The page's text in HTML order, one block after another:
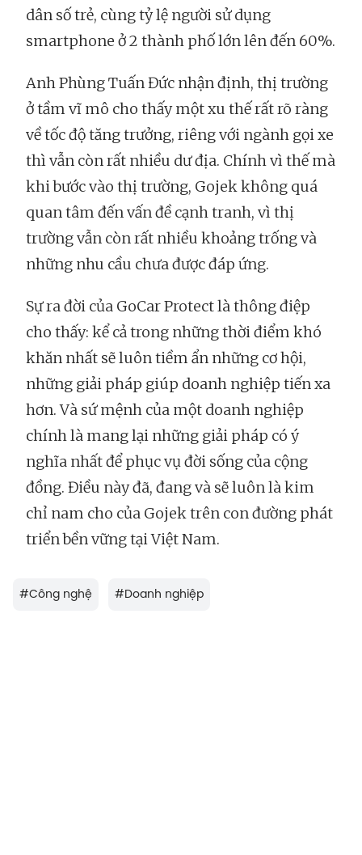
dân số trẻ, cùng tỷ lệ người sử dụng
smartphone ở 2 thành phố lớn lên đến 60%.
Anh Phùng Tuấn Đức nhận định, thị trường
ở tầm vĩ mô cho thấy một xu thế rất rõ ràng
về tốc độ tăng trưởng, riêng với ngành gọi xe
thì vẫn còn rất nhiều dư địa. Chính vì thế mà
khi bước vào thị trường, Gojek không quá
quan tâm đến vấn đề cạnh tranh, vì thị
trường vẫn còn rất nhiều khoảng trống và
những nhu cầu chưa được đáp ứng.
Sự ra đời của GoCar Protect là thông điệp
cho thấy: kể cả trong những thời điểm khó
khăn nhất sẽ luôn tiềm ẩn những cơ hội,
những giải pháp giúp doanh nghiệp tiến xa
hơn. Và sứ mệnh của một doanh nghiệp
chính là mang lại những giải pháp có ý
nghĩa nhất để phục vụ đời sống của cộng
đồng. Điều này đã, đang và sẽ luôn là kim
chỉ nam cho của Gojek trên con đường phát
triển bền vững tại Việt Nam.
#Công nghệ #Doanh nghiệp